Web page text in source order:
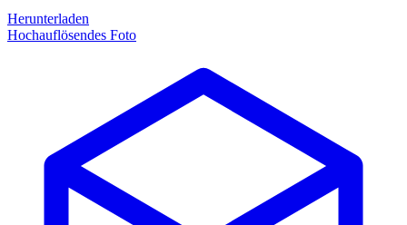
Herunterladen
Hochauflösendes Foto